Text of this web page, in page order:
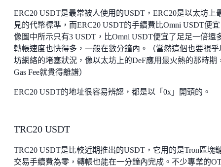
ERC20 USDT是最常被人使用的USDT，ERC20是以太坊上
見的代幣標準，而ERC20 USDT的手續費比Omni USDT便
像圖中所示只有3 USDT，比Omni USDT便宜了足足一倍還
轉帳速度也快得多，一般在數分鐘內。（當然這個也要視乎
坊網絡的堵塞狀況，像以太坊上的DeF應用最火熱的那時期
Gas Fee就貴得離譜）
ERC20 USDT的地址很容易辨認，都是以「0x」開頭的。
TRC20 USDT
TRC20 USDT是比較近期推出的USDT，它用的是Tron區塊
交易手續費為零，轉帳也能在一分鐘內完成。不少專業的